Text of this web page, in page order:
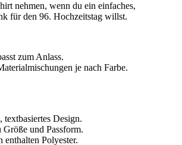
nehmen, wenn du ein einfaches,
für den 96. Hochzeitstag willst.
zum Anlass.
je nach Farbe.
textbasiertes Design.
und Passform.
enthalten Polyester.